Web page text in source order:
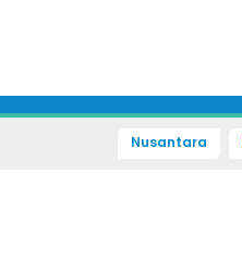
Nusantara